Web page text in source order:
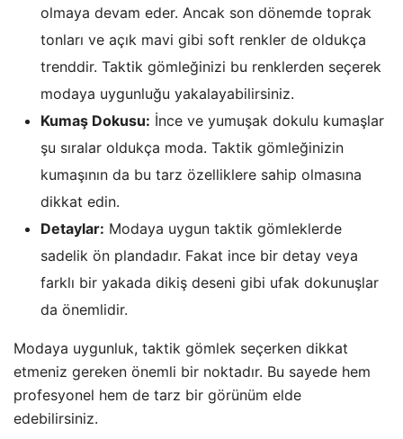
olmaya devam eder. Ancak son dönemde toprak
tonları ve açık mavi gibi soft renkler de oldukça
trenddir. Taktik gömleğinizi bu renklerden seçerek
modaya uygunluğu yakalayabilirsiniz.
Kumaş Dokusu: İnce ve yumuşak dokulu kumaşlar
şu sıralar oldukça moda. Taktik gömleğinizin
kumaşının da bu tarz özelliklere sahip olmasına
dikkat edin.
Detaylar: Modaya uygun taktik gömleklerde
sadelik ön plandadır. Fakat ince bir detay veya
farklı bir yakada dikiş deseni gibi ufak dokunuşlar
da önemlidir.
Modaya uygunluk, taktik gömlek seçerken dikkat
etmeniz gereken önemli bir noktadır. Bu sayede hem
profesyonel hem de tarz bir görünüm elde
edebilirsiniz.